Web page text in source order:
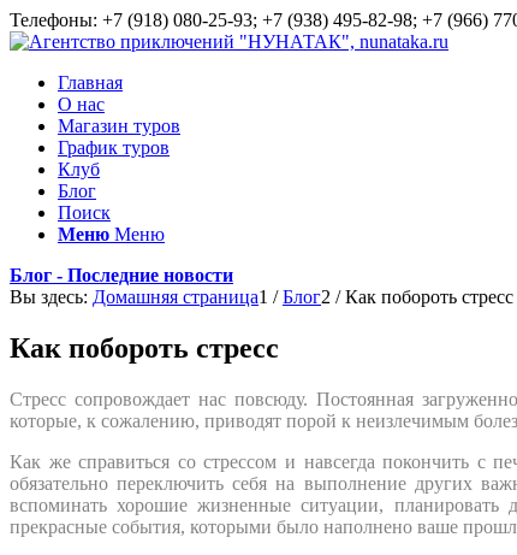
Телефоны: +7 (918) 080-25-93; +7 (938) 495-82-98; +7 (966)
Главная
О нас
Магазин туров
График туров
Клуб
Блог
Поиск
Меню Меню
Блог - Последние новости
Вы здесь: Домашняя страница1 / Блог2 / Как побороть стресс
Как побороть стресс
Стресс сопровождает нас повсюду. Постоянная
которые, к сожалению, приводят порой к неизлечимым
Как же справиться со стрессом и навсегда покончить с
обязательно переключить себя на выполнение других
вспоминать хорошие жизненные ситуации,
прекрасные события, которыми было наполнено ваше